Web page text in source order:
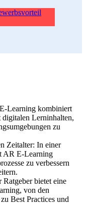
Learning kombiniert
Lerninhalten,
zu
Zeitalter: In einer
AR E-Learning
zu verbessern
Ratgeber bietet eine
von den
Best Practices und